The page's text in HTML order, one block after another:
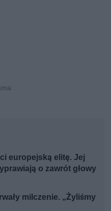
europejską elitę. Jej
o zawrót głowy
milczenie. „Żyliśmy